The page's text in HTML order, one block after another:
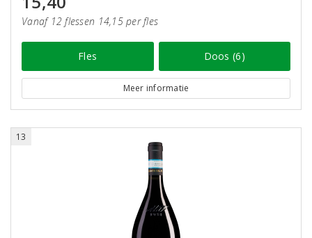
Vanaf 12 flessen 14,15 per fles
Fles Doos (6)
Meer informatie
13